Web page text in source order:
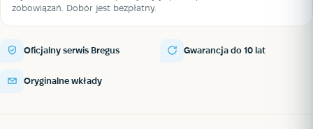
zobowiązań. Dobór jest bezpłatny.
Oficjalny serwis Bregus Gwarancja do 10 lat
Oryginalne wkłady